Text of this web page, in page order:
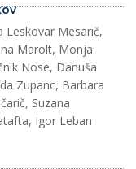
Leskovar Mesarič,
Marolt, Monja
Nose, Danuša
Zupanc, Barbara
Suzana
Igor Leban